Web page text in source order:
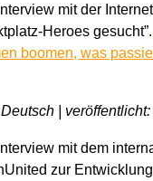
mit der
Heroes gesucht”.
|
mit dem
zur